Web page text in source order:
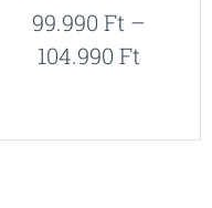
99.990 Ft –
104.990 Ft